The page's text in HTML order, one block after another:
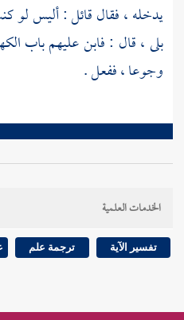
يدخله ، فقال قائل : أليس لو
بلى ، قال : فابن عليهم باب
وجوعا ، ففعل .
الخدمات العلمية
تفسير الآية ترجمة علم